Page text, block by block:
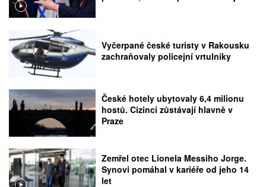
Vyčerpané české turisty v Rakousku
zachraňovaly policejní vrtulníky
České hotely ubytovaly 6,4 milionu
hostů. Cizinci zůstávají hlavně v
Praze
Zemřel otec Lionela Messiho Jorge.
Synovi pomáhal v kariéře od jeho 14
let